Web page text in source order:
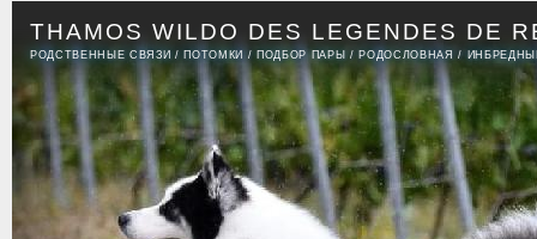
THAMOS WILDO DES LEGENDES DE
РОДСТВЕННЫЕ СВЯЗИ / ПОТОМКИ / ПОДБОР ПАРЫ / РОДОСЛОВНАЯ /